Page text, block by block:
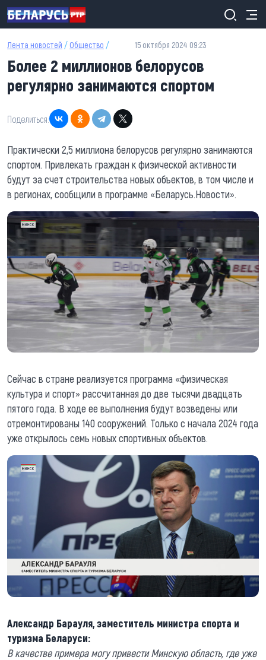
Перейти к основному содержанию
Лента новостей / Общество / 15 октября 2024 09:23
Более 2 миллионов белорусов
регулярно занимаются спортом
Поделиться:
Практически 2,5 миллиона белорусов регулярно занимаются
спортом. Привлекать граждан к физической активности
будут за счет строительства новых объектов, в том числе и
в регионах, сообщили в программе «Беларусь.Новости».
Сейчас в стране реализуется программа «физическая
культура и спорт» рассчитанная до две тысячи двадцать
пятого года. В ходе ее выполнения будут возведены или
отремонтированы 140 сооружений. Только с начала 2024 года
уже открылось семь новых спортивных объектов.
Александр Барауля, заместитель министра спорта и
туризма Беларуси:
В качестве примера могу привести Минскую область, где уже